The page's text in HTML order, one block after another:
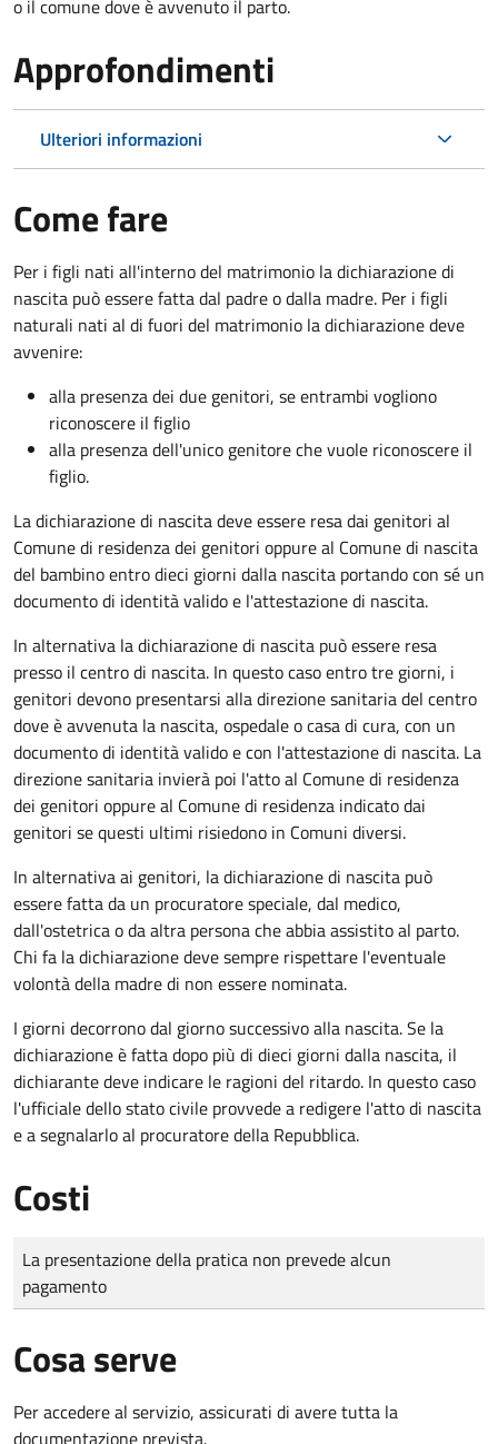
o il comune dove è avvenuto il parto.
Approfondimenti
Ulteriori informazioni
Come fare
Per i figli nati all'interno del matrimonio la dichiarazione di
nascita può essere fatta dal padre o dalla madre. Per i figli
naturali nati al di fuori del matrimonio la dichiarazione deve
avvenire:
alla presenza dei due genitori, se entrambi vogliono
riconoscere il figlio
alla presenza dell'unico genitore che vuole riconoscere il
figlio.
La dichiarazione di nascita deve essere resa dai genitori al
Comune di residenza dei genitori oppure al Comune di nascita
del bambino entro dieci giorni dalla nascita portando con sé un
documento di identità valido e l'attestazione di nascita.
In alternativa la dichiarazione di nascita può essere resa
presso il centro di nascita. In questo caso entro tre giorni, i
genitori devono presentarsi alla direzione sanitaria del centro
dove è avvenuta la nascita, ospedale o casa di cura, con un
documento di identità valido e con l'attestazione di nascita. La
direzione sanitaria invierà poi l'atto al Comune di residenza
dei genitori oppure al Comune di residenza indicato dai
genitori se questi ultimi risiedono in Comuni diversi.
In alternativa ai genitori, la dichiarazione di nascita può
essere fatta da un procuratore speciale, dal medico,
dall'ostetrica o da altra persona che abbia assistito al parto.
Chi fa la dichiarazione deve sempre rispettare l'eventuale
volontà della madre di non essere nominata.
I giorni decorrono dal giorno successivo alla nascita. Se la
dichiarazione è fatta dopo più di dieci giorni dalla nascita, il
dichiarante deve indicare le ragioni del ritardo. In questo caso
l'ufficiale dello stato civile provvede a redigere l'atto di nascita
e a segnalarlo al procuratore della Repubblica.
Costi
Tipo di pagamento
Importo
La presentazione della pratica non prevede alcun
pagamento
Cosa serve
Per accedere al servizio, assicurati di avere tutta la
documentazione prevista.